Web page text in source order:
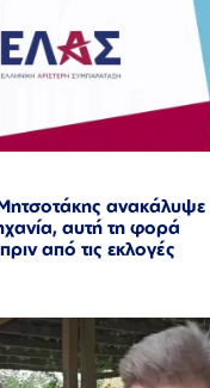
ανακάλυψε
αυτή τη φορά
από τις εκλογές